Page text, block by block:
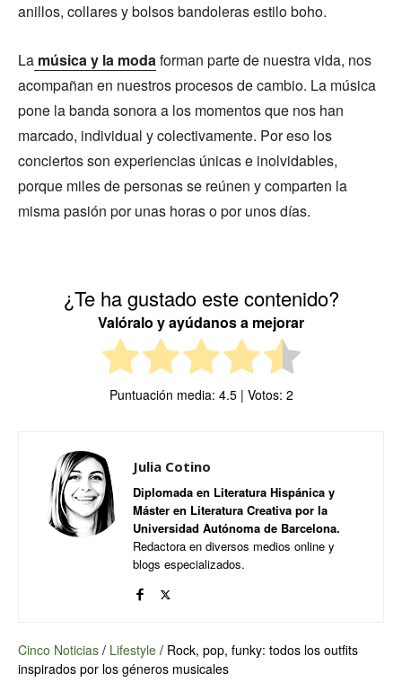
anillos, collares y bolsos bandoleras estilo boho.
La música y la modaforman parte de nuestra vida, nos
acompañan en nuestros procesos de cambio. La música
pone la banda sonora a los momentos que nos han
marcado, individual y colectivamente. Por eso los
conciertos son experiencias únicas e inolvidables,
porque miles de personas se reúnen y comparten la
misma pasión por unas horas o por unos días.
¿Te ha gustado este contenido?
Valóralo y ayúdanos a mejorar
Puntuación media: 4.5| Votos: 2
Julia Cotino
Diplomada en Literatura Hispánica y
Máster en Literatura Creativa por la
Universidad Autónoma de Barcelona.
Redactora en diversos medios online y
blogs especializados.
Cinco Noticias / Lifestyle / Rock, pop, funky: todos los outfits
inspirados por los géneros musicales